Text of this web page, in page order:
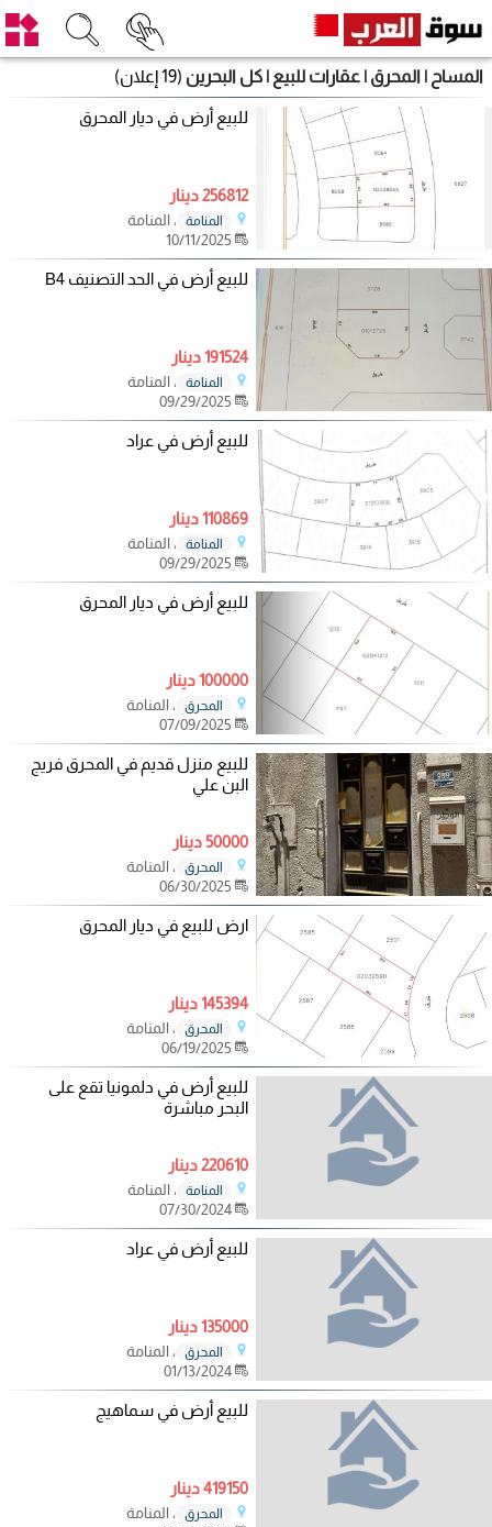
المساح | المحرق | عقارات للبيع | كل البحرين (19 إعلان)
للبيع أرض في ديار المحرق
256812 دينار
المنامة
، المنامة
للبيع أرض في الحد التصنيف B4
191524 دينار
المنامة
، المنامة
للبيع أرض في عراد
110869 دينار
المنامة
، المنامة
للبيع أرض في ديار المحرق
100000 دينار
المحرق
، المنامة
للبيع منزل قديم في المحرق فريج
البن علي
50000 دينار
المحرق
، المنامة
ارض للبيع في ديار المحرق
145394 دينار
المحرق
، المنامة
للبيع أرض في دلمونيا تقع على
البحر مباشرة
220610 دينار
المنامة
، المنامة
07/30/2024
للبيع أرض في عراد
135000 دينار
المحرق
، المنامة
01/13/2024
للبيع أرض في سماهيج
419150 دينار
المحرق
، المنامة